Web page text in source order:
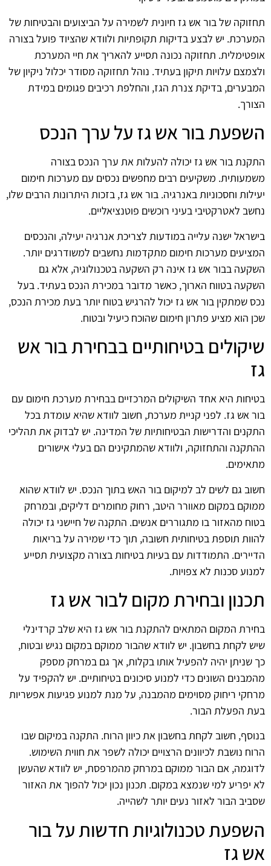
תחזוקה של בור אש גז חיונית לשמירה על הביצועים והבטיחות של
המערכת. יש לבצע בדיקות תקופתיות ולוודא שהציוד פועל בצורה
אופטימלית. תחזוקה נכונה תסייע להאריך את חיי המערכת
ולצמצם עלויות תיקון בעתיד. נוהל תחזוקה מסודר יכלול ניקיון של
המבערים, בדיקת צנרת הגז, והחלפת רכיבים פגומים במידת
הצורך.
השפעת בור אש גז על ערך הנכס
התקנת בור אש גז יכולה להעלות את ערך הנכס בצורה
משמעותית. משקיעים רבים מחפשים נכסים עם מערכות חימום
יעילות וחסכוניות באנרגיה. בור אש גז, בזכות היתרונות הרבים שלו,
נחשב לאטרקטיבי בעיני רוכשים פוטנציאליים.
בישראל ישנה עלייה במודעות לצריכת אנרגיה יעילה, והנכסים
המציעים מערכות חימום מתקדמות נחשבים למשודרגים יותר.
השקעה בבור אש גז אינה רק השקעה בטכנולוגיה, אלא גם
השקעה בטווח הארוך, כאשר מדובר במכירת הנכס בעתיד. בעל
נכס שמתקין בור אש גז יכול להרגיש בטוח יותר בעת מכירת הנכס,
שכן הוא מציע פתרון חימום שהוכח כיעיל ובטוח.
שיקולים בטיחותיים בבחירת בור אש
גז
בטיחות היא אחד השיקולים המרכזיים בבחירת מערכת חימום עם
בור אש גז. לפני קניית מערכת, חשוב לוודא שהיא עומדת בכל
התקנים והדרישות הבטיחותיות של המדינה. יש לבדוק את תהליכי
ההתקנה והתחזוקה, ולוודא שהמתקינים הם בעלי אישורים
מתאימים.
חשוב גם לשים לב למיקום בור האש בתוך הנכס. יש לוודא שהוא
ממוקם במקום מאוורר היטב, רחוק מחומרים דליקים, ובמרחק
בטוח מהאזור בו מתגוררים אנשים. התקנה של חיישני גז יכולה
להוות תוספת בטיחותית חשובה, תוך כדי שמירה על בריאות
הדיירים. התמודדות עם בעיות בטיחות בצורה מקצועית תסייע
למנוע סכנות לא צפויות.
תכנון ובחירת מקום לבור אש גז
בחירת המקום המתאים להתקנת בור אש גז היא שלב קרדינלי
שיש לקחת בחשבון. יש לוודא שהבור ממוקם במקום נגיש ובטוח,
כך שניתן יהיה להפעיל אותו בקלות, אך גם במרחק מספק
מהמבנים השונים כדי למנוע סיכונים בטיחותיים. יש להקפיד על
מרחקי ריחוק מסוימים מהמבנה, על מנת למנוע פגיעות אפשריות
בעת הפעלת הבור.
בנוסף, חשוב לקחת בחשבון את כיוון הרוח. התקנה במיקום שבו
הרוח נושבת לכיוונים הרצויים יכולה לשפר את חווית השימוש.
לדוגמה, אם הבור ממוקם במרחק מהמרפסת, יש לוודא שהעשן
לא יפריע למי שנמצא במקום. תכנון נכון יכול להפוך את האזור
שסביב הבור לאזור נעים יותר לשהייה.
השפעת טכנולוגיות חדשות על בור
אש גז